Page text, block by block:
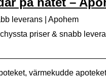
leverans | Apohem
priser & snabb
värmekudde